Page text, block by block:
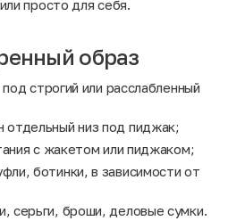
просто для себя.
образ
строгий или расслабленный
отдельный низ под пиджак;
с жакетом или пиджаком;
ботинки, в зависимости от
серьги, броши, деловые сумки.